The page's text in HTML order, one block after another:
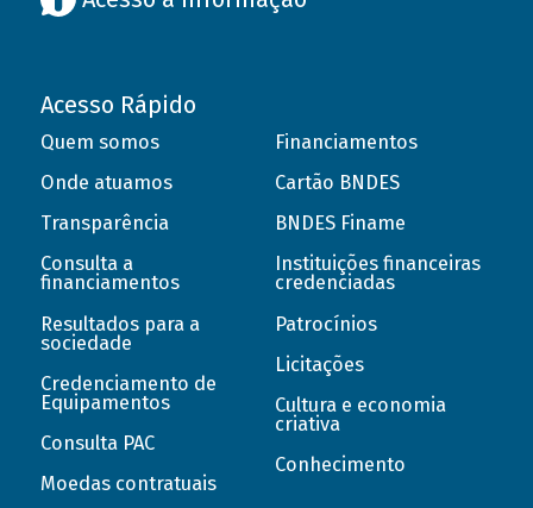
Acesso Rápido
Quem somos
Onde atuamos
Transparência
Consulta a
financiamentos
Resultados para a
sociedade
Credenciamento de
Equipamentos
Consulta PAC
Moedas contratuais
Financiamentos
Cartão BNDES
BNDES Finame
Instituições financeiras
credenciadas
Patrocínios
Licitações
Cultura e economia
criativa
Conhecimento